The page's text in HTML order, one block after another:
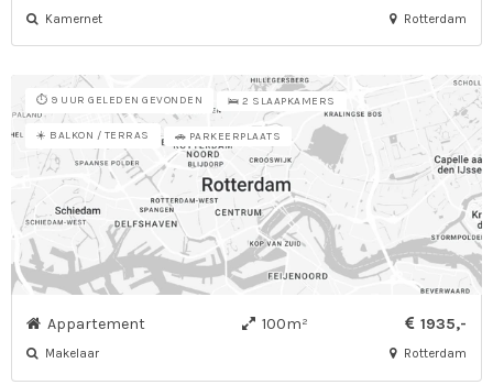
Kamernet Rotterdam
⏱️ 9 UUR GELEDEN GEVONDEN 🛌 2 SLAAPKAMERS
☀️ BALKON / TERRAS 🚗 PARKEERPLAATS
Appartement 100m² 1935,-
Makelaar Rotterdam